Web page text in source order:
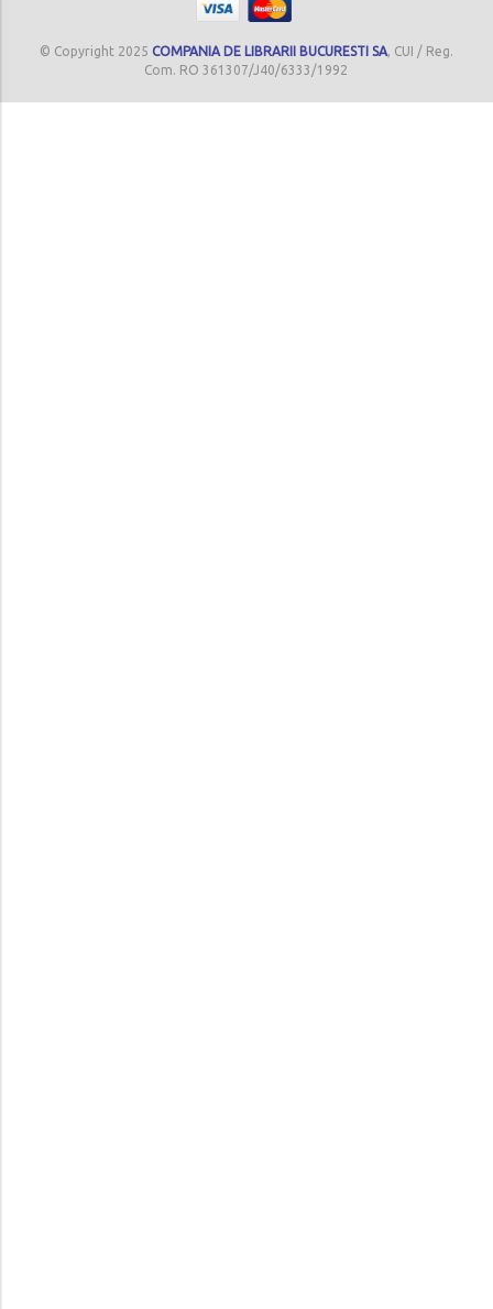
© Copyright 2025 COMPANIA DE LIBRARII BUCURESTI SA, CUI / Reg.
Com. RO 361307/J40/6333/1992